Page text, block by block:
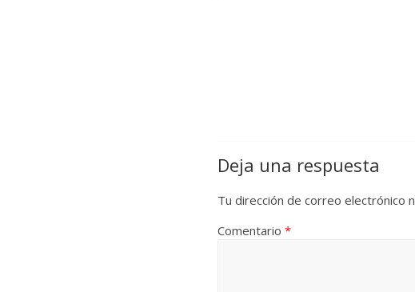
Deja una respuesta
Tu dirección de correo electrónico
Comentario *